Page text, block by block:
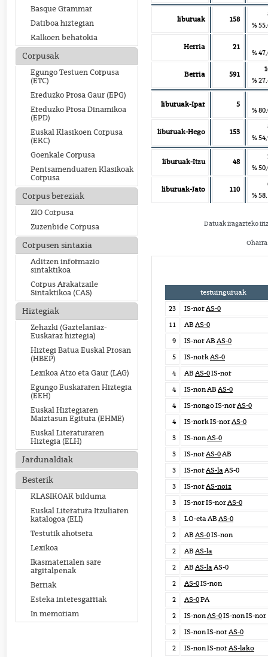
Basque Grammar
Datiboa hiztegian
Kalkoen behatokia
Corpusak
Egungo Testuen Corpusa
(ETC)
Ereduzko Prosa Gaur (EPG)
Ereduzko Prosa Dinamikoa
(EPD)
Euskal Klasikoen Corpusa
(EKC)
Goenkale Corpusa
Pentsamenduaren Klasikoak
Corpusa
Corpus bereziak
ZIO Corpusa
Zuzenbide Corpusa
Corpusen sintaxia
Aditzen informazio
sintaktikoa
Corpus Arakatzaile
Sintaktikoa (CAS)
Hiztegiak
Zehazki (Gaztelaniaz-
Euskaraz hiztegia)
Hiztegi Batua Euskal Prosan
(HBEP)
Lexikoa Atzo eta Gaur (LAG)
Egungo Euskararen Hiztegia
(EEH)
Euskal Hiztegiaren
Maiztasun Egitura (EHME)
Euskal Literaturaren
Hiztegia (ELH)
Jardunaldiak
Besterik
KLASIKOAK bilduma
Euskal Literatura Itzuliaren
katalogoa (ELI)
Testutik ahotsera
Lexikoa
Ikasmaterialen sare
argitalpenak
Berriak
Esteka interesgarriak
In memoriam
liburuak 158
%
Herria 21
%
Berria 591
%
liburuak-Ipar 5
%
liburuak-Hego 153
%
liburuak-Itzu 48
%
liburuak-Jato 110
%
Datuak iragazteko
testuinguruak
23
IS-norAS-0
11
AB AS-0
9
IS-nor AB AS-0
5
IS-norkAS-0
4
AB AS-0IS-nor
4
IS-non AB AS-0
4
IS-nongo IS-norAS-0
4
IS-nork IS-norAS-0
3
IS-nonAS-0
3
IS-norAS-0AB
3
IS-norAS-laAS-0
3
IS-norAS-noiz
3
IS-nor IS-norAS-0
3
LO-eta AB AS-0
2
AB AS-0IS-non
2
AB AS-la
2
AB AS-laAS-0
2
AS-0IS-non
2
AS-0PA
2
IS-nonAS-0IS-non IS-nor
2
IS-non IS-norAS-0
2
IS-non IS-norAS-lako